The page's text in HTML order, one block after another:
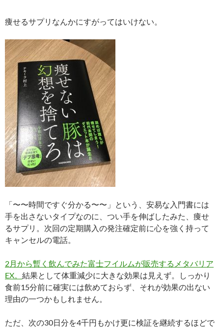
痩せるサプリなんかにすがってはいけない。
「〜〜時間ですぐ分かる〜〜」という、安易な入門書には
手を出さないタイプなのに、つい手を伸ばしたみた、痩せ
るサプリ。次回の定期購入の発注確定前に心を強く持って
キャンセルの電話。
2月から暫く飲んでみた富士フイルムが販売するメタバリア
EX。 結果として体重減少に大きな効果は見えず。しっかり
食前15分前に確実には飲めておらず、それが効果の出ない
理由の一つかもしれません。
ただ、次の30日分を4千円もかけ更に検証を継続するほどで